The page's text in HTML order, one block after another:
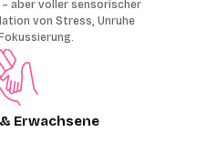
– aber voller sensorischer
von Stress, Unruhe
Erwachsene